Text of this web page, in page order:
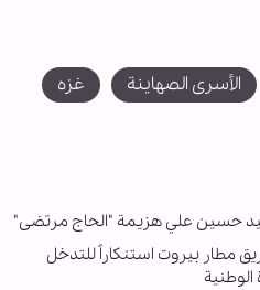
الأسرى الصهاينة غزه
حسين علي هزيمة "الحاج مرتضى"
مطار بيروت استنكاراً للتدخل